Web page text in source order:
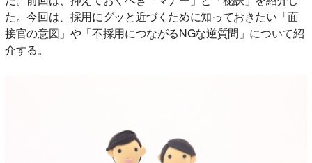
た。今回は、採用にグッと近づくために知っておきたい「面
接官の意図」や「不採用につながるNGな逆質問」について紹
介する。